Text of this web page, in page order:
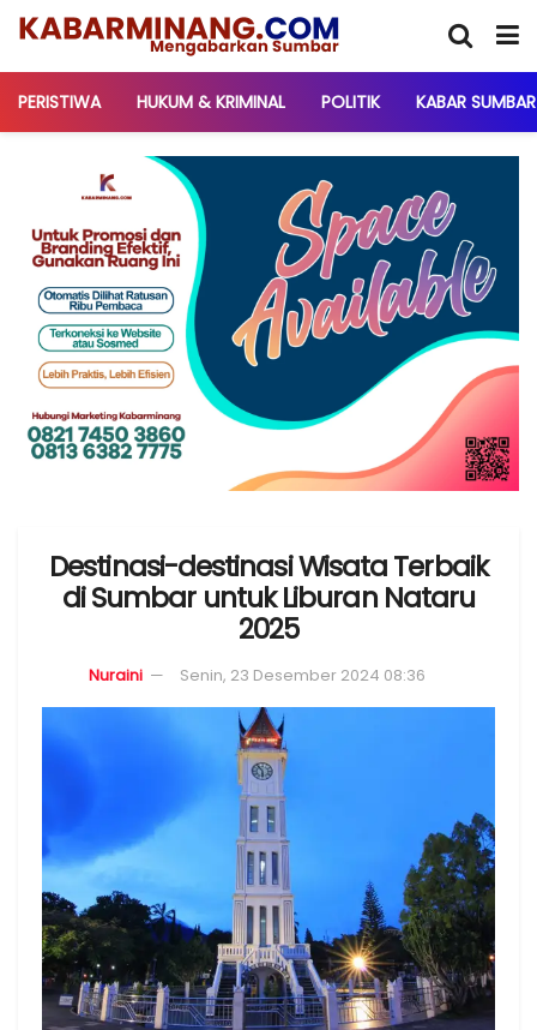
PERISTIWA HUKUM & KRIMINAL POLITIK KABAR SUMBAR
Destinasi-destinasi Wisata Terbaik
di Sumbar untuk Liburan Nataru
2025
Nuraini Senin, 23 Desember 2024 08:36